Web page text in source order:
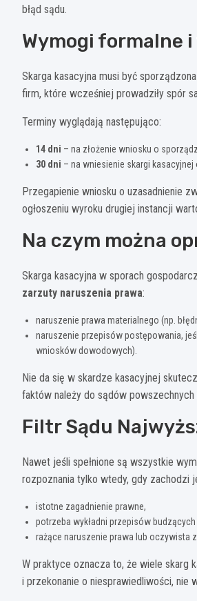
błąd sądu.
Wymogi formalne
Skarga kasacyjna musi być
firm, które wcześniej prowadziły spór
Terminy wyglądają następująco:
14 dni – na złożenie wniosku o
30 dni – na wniesienie skargi
Przegapienie wniosku o uzasadnienie
ogłoszeniu wyroku drugiej instancji
Na czym można
Skarga kasacyjna w sporach
zarzuty naruszenia prawa:
naruszenie prawa materialnego (np.
naruszenie przepisów postępowania,
wniosków dowodowych).
Nie da się w skardze kasacyjnej
faktów należy do sądów
Filtr Sądu
Nawet jeśli spełnione są wszystkie
rozpoznania tylko wtedy, gdy zachodzi
istotne zagadnienie prawne,
potrzeba wykładni przepisów
rażące naruszenie prawa lub oczywista
W praktyce oznacza to, że wiele skarg
i przekonanie o niesprawiedliwości, nie